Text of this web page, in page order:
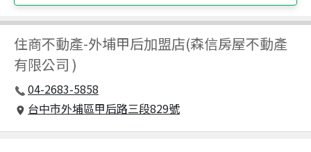
住商不動產-外埔甲后加盟店(森信房屋不動產
有限公司 )
04-2683-5858
台中市外埔區甲后路三段829號